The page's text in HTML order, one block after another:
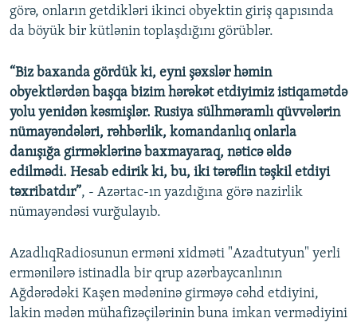
görə, onların getdikləri ikinci obyektin giriş qapısında
da böyük bir kütlənin toplaşdığını görüblər.
“Biz baxanda gördük ki, eyni şəxslər həmin
obyektlərdən başqa bizim hərəkət etdiyimiz istiqamətdə
yolu yenidən kəsmişlər. Rusiya sülhməramlı qüvvələrin
nümayəndələri, rəhbərlik, komandanlıq onlarla
danışığa girməklərinə baxmayaraq, nəticə əldə
edilmədi. Hesab edirik ki, bu, iki tərəflin təşkil etdiyi
təxribatdır”, - Azərtac-ın yazdığına görə nazirlik
nümayəndəsi vurğulayıb.
AzadlıqRadiosunun erməni xidməti "Azadtutyun" yerli
ermənilərə istinadla bir qrup azərbaycanlının
Ağdərədəki Kaşen mədəninə girməyə cəhd etdiyini,
lakin mədən mühafizəçilərinin buna imkan vermədiyini